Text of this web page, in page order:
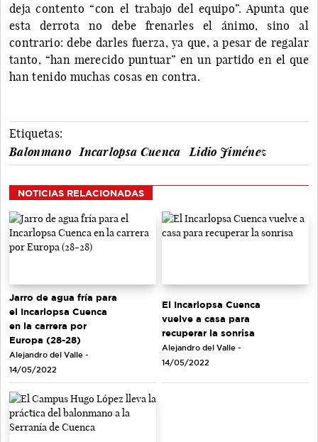
deja contento “con el trabajo del equipo”. Apunta que
esta derrota no debe frenarles el ánimo, sino al
contrario: debe darles fuerza, ya que, a pesar de regalar
tanto, “han merecido puntuar” en un partido en el que
han tenido muchas cosas en contra.
Etiquetas:
Balonmano
Incarlopsa Cuenca Lidio Jiménez
NOTICIAS RELACIONADAS
Jarro de agua fría para
el Incarlopsa Cuenca
en la carrera por
Europa (28-28)
Alejandro del Valle -
14/05/2022
El Incarlopsa Cuenca
vuelve a casa para
recuperar la sonrisa
Alejandro del Valle -
14/05/2022